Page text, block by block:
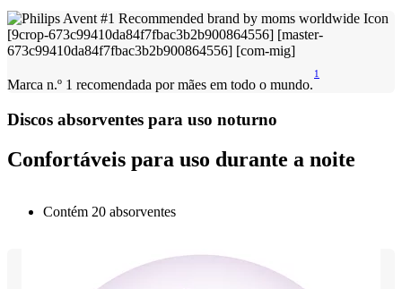
Marca n.º 1 recomendada por mães em todo o mundo.
1
Discos absorventes para uso noturno
Confortáveis para uso durante a noite
Contém 20 absorventes